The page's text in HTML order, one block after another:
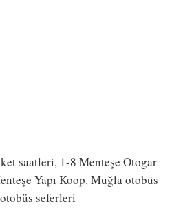
saatleri, 1-8 Menteşe Otogar
Yapı Koop. Muğla otobüs
seferleri